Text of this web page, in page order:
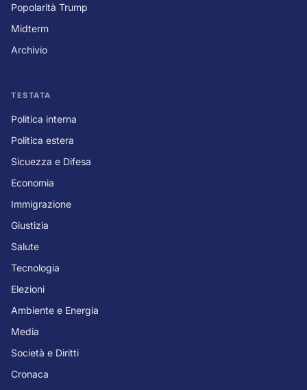
Popolarità Trump
Midterm
Archivio
TESTATA
Politica interna
Politica estera
Sicuezza e Difesa
Economia
Immigrazione
Giustizia
Salute
Tecnologia
Elezioni
Ambiente e Energia
Media
Società e Diritti
Cronaca